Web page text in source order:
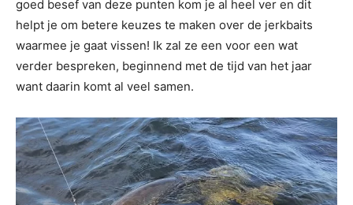
goed besef van deze punten kom je al heel ver en dit
helpt je om betere keuzes te maken over de jerkbaits
waarmee je gaat vissen! Ik zal ze een voor een wat
verder bespreken, beginnend met de tijd van het jaar
want daarin komt al veel samen.